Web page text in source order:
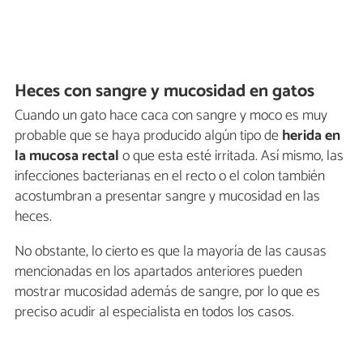
Heces con sangre y mucosidad en gatos
Cuando un gato hace caca con sangre y moco es muy
probable que se haya producido algún tipo deherida en
la mucosa rectalo que esta esté irritada. Así mismo, las
infecciones bacterianas en el recto o el colon también
acostumbran a presentar sangre y mucosidad en las
heces.
No obstante, lo cierto es que la mayoría de las causas
mencionadas en los apartados anteriores pueden
mostrar mucosidad además de sangre, por lo que es
preciso acudir al especialista en todos los casos.